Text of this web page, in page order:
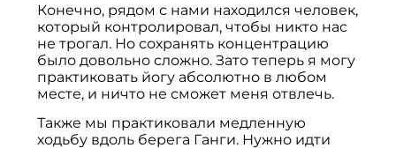
Конечно, рядом с нами находился человек,
который контролировал, чтобы никто нас
не трогал. Но сохранять концентрацию
было довольно сложно. Зато теперь я могу
практиковать йогу абсолютно в любом
месте, и ничто не сможет меня отвлечь.
Также мы практиковали медленную
ходьбу вдоль берега Ганги. Нужно идти